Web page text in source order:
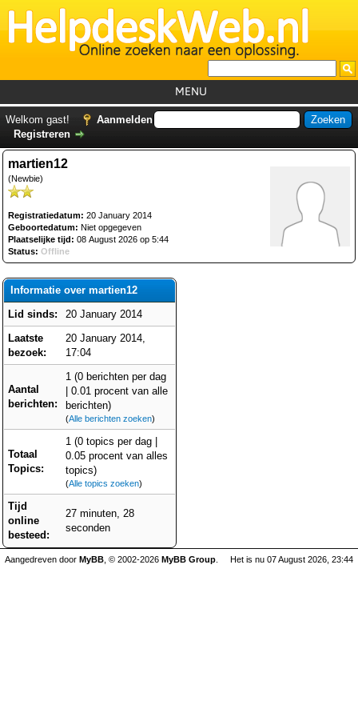
MENU
GemistDownloader
Welkom gast!
Aanmelden
Registreren
martien12
(Newbie)
Registratiedatum: 20 January 2014
Geboortedatum: Niet opgegeven
Plaatselijke tijd: 08 August 2026 op 5:44
Status: Offline
Informatie over martien12
Lid sinds:
20 January 2014
Laatste
bezoek:
20 January 2014,
17:04
Aantal
berichten:
1 (0 berichten per dag
| 0.01 procent van alle
berichten)
(Alle berichten zoeken)
Totaal
Topics:
1 (0 topics per dag |
0.05 procent van alles
topics)
(Alle topics zoeken)
Tijd
online
besteed:
27 minuten, 28
seconden
Het is nu 07 August 2026, 23:44
Aangedreven door MyBB , © 2002-2026 MyBB Group